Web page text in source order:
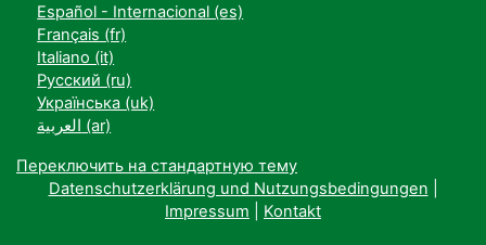
Español - Internacional ‎(es)‎
Français ‎(fr)‎
Italiano ‎(it)‎
Русский ‎(ru)‎
Українська ‎(uk)‎
العربية ‎(ar)‎
Переключить на стандартную тему
Datenschutzerklärung und Nutzungsbedingungen
Impressum
Kontakt